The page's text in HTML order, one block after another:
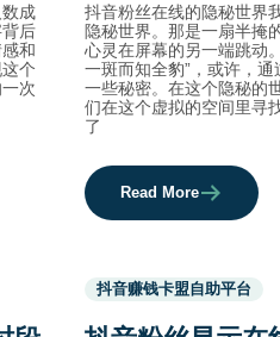
成
后
和
个
次
抖音粉丝在线的隐秘世界
隐秘世界。那是一扇半掩
心灵在屏幕的另一端跳动
一斑而知全豹”，或许，
一些秘密。在这个隐秘的
们在这个虚拟的空间里寻
了
Read More
Used
before
category
抖音赚钱卡盟自助平台